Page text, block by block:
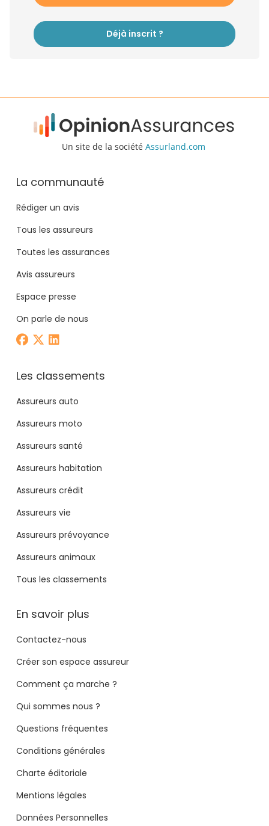
Déjà inscrit ?
Un site de la société Assurland.com
La communauté
Rédiger un avis
Tous les assureurs
Toutes les assurances
Avis assureurs
Espace presse
On parle de nous
Les classements
Assureurs auto
Assureurs moto
Assureurs santé
Assureurs habitation
Assureurs crédit
Assureurs vie
Assureurs prévoyance
Assureurs animaux
Tous les classements
En savoir plus
Contactez-nous
Créer son espace assureur
Comment ça marche ?
Qui sommes nous ?
Questions fréquentes
Conditions générales
Charte éditoriale
Mentions légales
Données Personnelles